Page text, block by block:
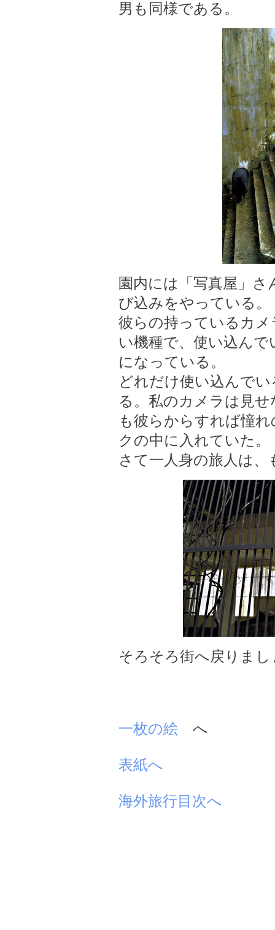
男も同様である。
園内には「写真屋」
び込みをやっている。
彼らの持っているカメ
い機種で、使い込ん
になっている。
どれだけ使い込んで
る。私のカメラは見
も彼らからすれば憧
クの中に入れていた。
さて一人身の旅人は
そろそろ街へ戻りまし
一枚の絵 へ
表紙へ
海外旅行目次へ